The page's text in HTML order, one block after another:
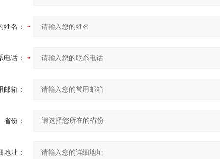
姓名：
电话：
邮箱：
省份：
地址：